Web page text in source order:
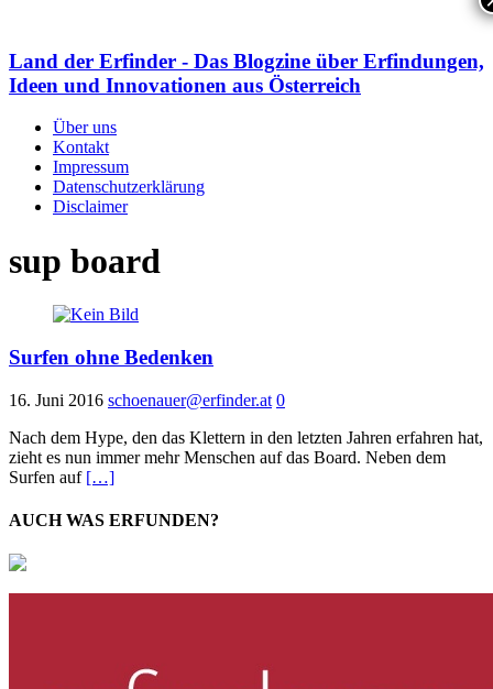
Land der Erfinder - Das Blogzine über Erfindungen,
Ideen und Innovationen aus Österreich
Über uns
Kontakt
Impressum
Datenschutzerklärung
Disclaimer
sup board
Surfen ohne Bedenken
16. Juni 2016 schoenauer@erfinder.at 0
Nach dem Hype, den das Klettern in den letzten Jahren erfahren hat,
zieht es nun immer mehr Menschen auf das Board. Neben dem
Surfen auf […]
AUCH WAS ERFUNDEN?